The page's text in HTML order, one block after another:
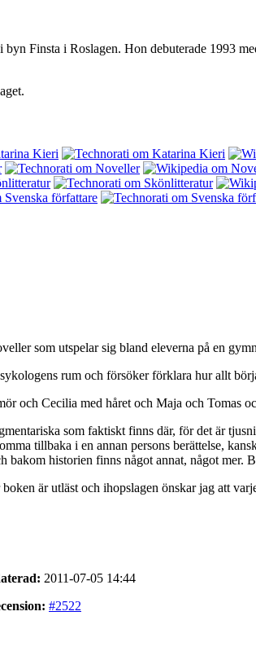
Finsta i Roslagen. Hon debuterade 1993
som utspelar sig bland eleverna på en
rum och försöker förklara hur allt
och Cecilia med håret och Maja och Tomas
som faktiskt finns där, för det är
tillbaka i en annan persons berättelse,
bakom historien finns något annat, något
är utläst och ihopslagen önskar jag att
2011-07-05 14:44
#2522